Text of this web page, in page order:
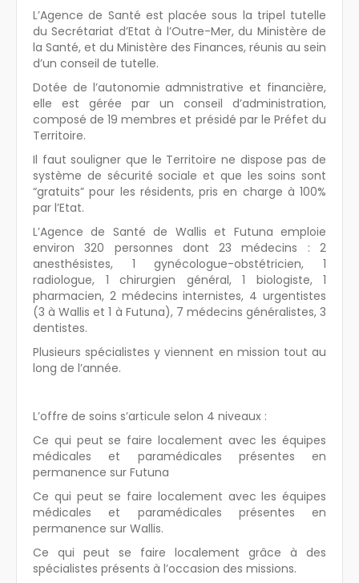
L’Agence de Santé est placée sous la tripel tutelle
du Secrétariat d’Etat à l’Outre-Mer, du Ministère de
la Santé, et du Ministère des Finances, réunis au sein
d’un conseil de tutelle.
Dotée de l’autonomie admnistrative et financière,
elle est gérée par un conseil d’administration,
composé de 19 membres et présidé par le Préfet du
Territoire.
Il faut souligner que le Territoire ne dispose pas de
système de sécurité sociale et que les soins sont
“gratuits” pour les résidents, pris en charge à 100%
par l’Etat.
L’Agence de Santé de Wallis et Futuna emploie
environ 320 personnes dont 23 médecins : 2
anesthésistes, 1 gynécologue-obstétricien, 1
radiologue, 1 chirurgien général, 1 biologiste, 1
pharmacien, 2 médecins internistes, 4 urgentistes
(3 à Wallis et 1 à Futuna), 7 médecins généralistes, 3
dentistes.
Plusieurs spécialistes y viennent en mission tout au
long de l’année.
L’offre de soins s’articule selon 4 niveaux :
Ce qui peut se faire localement avec les équipes
médicales et paramédicales présentes en
permanence sur Futuna
Ce qui peut se faire localement avec les équipes
médicales et paramédicales présentes en
permanence sur Wallis.
Ce qui peut se faire localement grâce à des
spécialistes présents à l’occasion des missions.